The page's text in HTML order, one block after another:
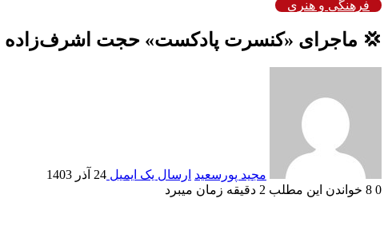
فرهنگی و هنری
💢 ماجرای «کنسرت پادکست» حجت
مجید پورسعید ارسال یک ایمیل 24 آذر 1403
0
خواندن این مطلب 2 دقیقه زمان میبرد